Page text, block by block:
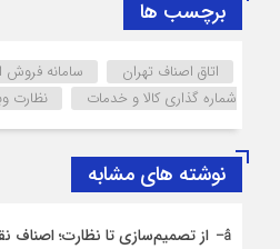
برچسب ها
اتاق اصناف تهران سامانه فروش
شماره گذاری کالا و خدمات
نظارت
نوشته های مشابه
از تصمیم‌سازی تا نظارت؛ اصناف